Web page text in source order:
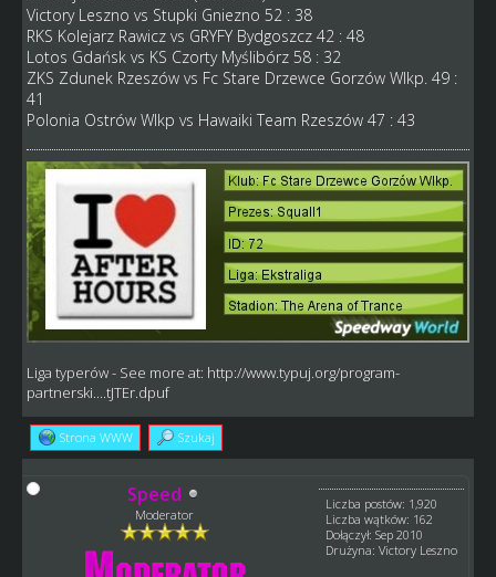
Victory Leszno vs Stupki Gniezno 52 : 38
RKS Kolejarz Rawicz vs GRYFY Bydgoszcz 42 : 48
Lotos Gdańsk vs KS Czorty Myślibórz 58 : 32
ZKS Zdunek Rzeszów vs Fc Stare Drzewce Gorzów Wlkp. 49 :
41
Polonia Ostrów Wlkp vs Hawaiki Team Rzeszów 47 : 43
Liga typerów- See more at: http://www.typuj.org/program-
partnerski....tJTEr.dpuf
Strona WWW Szukaj
Speed
Moderator
Liczba postów: 1,920
Liczba wątków: 162
Dołączył: Sep 2010
Drużyna: Victory Leszno